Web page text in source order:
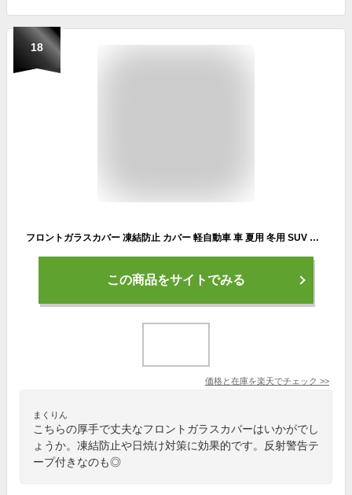
18
フロントガラスカバー 凍結防止 カバー 軽自動車 車 夏用 冬用 SUV セダン ミニバン 保護カバー 厚型 高熱防止 日よけ 日除け 遮熱 霜よけ 凍結防止 反射警告テープ付き 車サンシェード カーシェード 四季兼用
この商品をサイトでみる
価格と在庫を楽天でチェック >>
まくりん
こちらの厚手で丈夫なフロントガラスカバーはいかがでし
ょうか。凍結防止や日焼け対策に効果的です。反射警告テ
ープ付きなのも◎